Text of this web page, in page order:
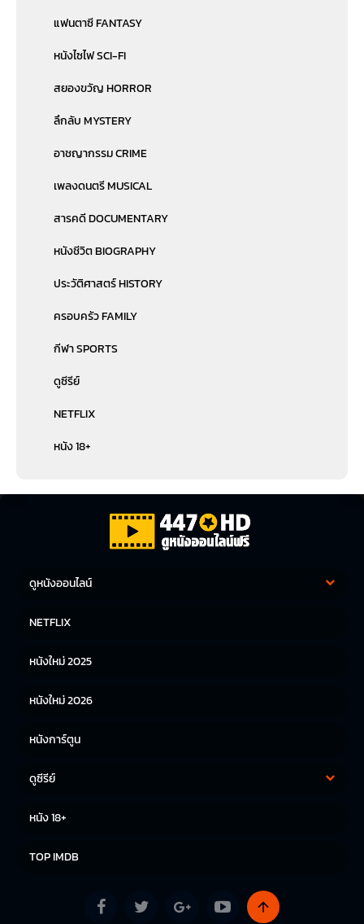
แฟนตาซี FANTASY
หนังไซไฟ SCI-FI
สยองขวัญ HORROR
ลึกลับ MYSTERY
อาชญากรรม CRIME
เพลงดนตรี MUSICAL
สารคดี DOCUMENTARY
หนังชีวิต BIOGRAPHY
ประวัติศาสตร์ HISTORY
ครอบครัว FAMILY
กีฬา SPORTS
ดูซีรีย์
NETFLIX
หนัง 18+
ดูหนังออนไลน์
หนังญี่ปุ่น
NETFLIX
หนังใหม่ 2025
หนังใหม่ 2026
หนังการ์ตูน
ดูซีรีย์
หนัง 18+
TOP IMDB